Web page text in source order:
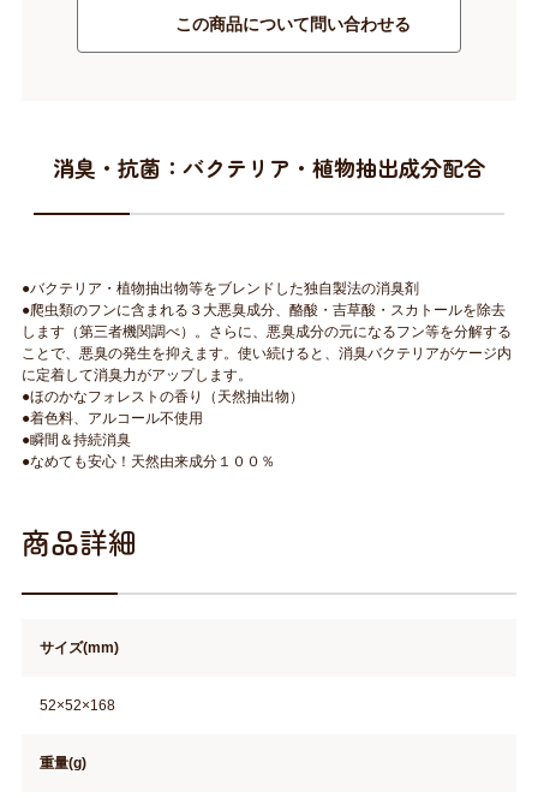
この商品について問い合わせる
消臭・抗菌：バクテリア・植物抽出成分配合
●バクテリア・植物抽出物等をブレンドした独自製法の消臭剤
●爬虫類のフンに含まれる３大悪臭成分、酪酸・吉草酸・スカトールを除去
します（第三者機関調べ）。さらに、悪臭成分の元になるフン等を分解する
ことで、悪臭の発生を抑えます。使い続けると、消臭バクテリアがケージ内
に定着して消臭力がアップします。
●ほのかなフォレストの香り（天然抽出物）
●着色料、アルコール不使用
●瞬間＆持続消臭
●なめても安心！天然由来成分１００％
商品詳細
サイズ(mm)
52×52×168
重量(g)